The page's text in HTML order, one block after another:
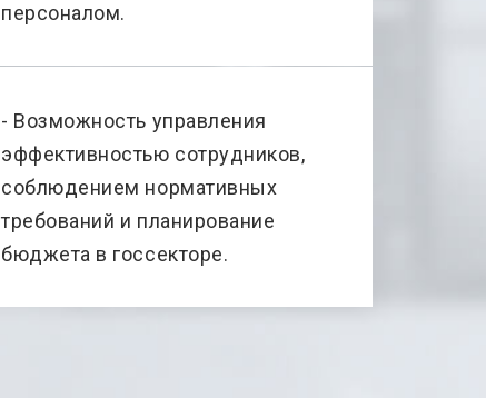
персоналом.
- Возможность управления
эффективностью сотрудников,
соблюдением нормативных
требований и планирование
бюджета в госсекторе.